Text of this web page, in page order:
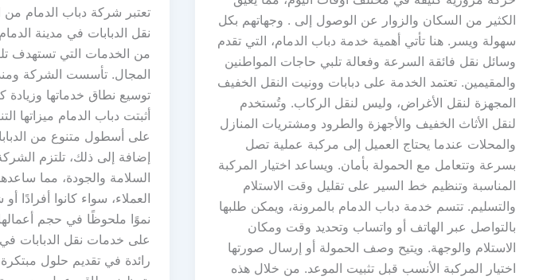
الكثير من السكان والزوار عن الوصول إلى . وجهاتهم بكل
سهولة ويسر. هنا تأتي أهمية خدمة دباب الدمام، التي تقدم
وسائل نقل فائقة السرعة وفعالة تلبي حاجات المواطنين
والمقيمين. تعتمد الخدمة على دبابات وونيت النقل الخفيف
المجهزة لنقل الأغراض، وليس لنقل الركاب. وتُستخدم
لنقل الأثاث الخفيف والأجهزة والطرود ومشتريات المنازل
والمحلات عندما يحتاج العميل إلى مركبة عملية تصل
بسرعة وتتعامل مع الحمولة بأمان. ويساعد اختيار المركبة
المناسبة وتنظيم خط السير على تقليل وقت الاستلام
والتسليم. تتسم خدمة دباب الدمام بالمرونة، ويمكن طلبها
بالتواصل عبر الهاتف أو واتساب وتحديد وقت ومكان
الاستلام والوجهة. ويتيح وصف الحمولة أو إرسال صورتها
اختيار المركبة الأنسب قبل تثبيت الموعد. من خلال هذه
تعتبر شركة دباب الدمام
نقل الدبابات في مدينة
من الخدمات التي تستهدف
المجال. تأسست الشركة
توسيع نطاق خدماتها وزيادة
أثبتت دباب الدمام ميزاتها
على أسطول متنوع من
إضافة إلى ذلك، تلتزم
السلامة والجودة، مما
العملاء، سواء كانوا
نموًا ملحوظًا في حجم
على خدمات نقل الدبابات في
رائدة في تقديم حلول